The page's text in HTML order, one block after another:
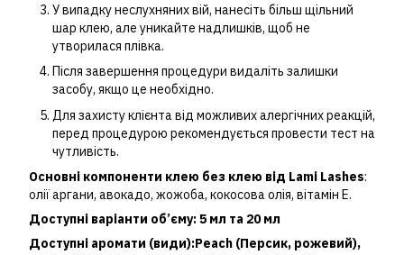
У випадку неслухняних вій, нанесіть більш щільний
шар клею, але уникайте надлишків, щоб не
утворилася плівка.
Після завершення процедури видаліть залишки
засобу, якщо це необхідно.
Для захисту клієнта від можливих алергічних реакцій,
перед процедурою рекомендується провести тест на
чутливість.
Основні компоненти клею без клею від Lami Lashes:
олії аргани, авокадо, жожоба, кокосова олія, вітамін Е.
Доступні варіанти об’єму: 5 мл та 20 мл
Доступні аромати (види):Peach (Персик, рожевий),